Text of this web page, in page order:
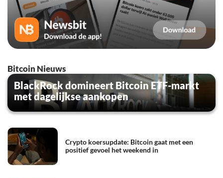
Bitcoin Nieuws
BlackRock domineert Bitcoin ETF-markt
met dagelijkse aankopen
Crypto koersupdate: Bitcoin gaat met een
positief gevoel het weekend in